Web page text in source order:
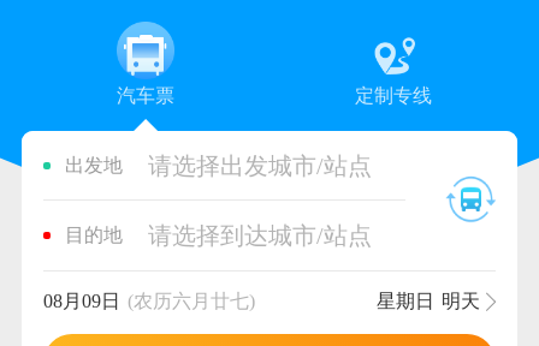
汽车票 定制专线
出发地 请选择出发城市/站点
目的地 请选择到达城市/站点
08月09日 (农历六月廿七) 星期日 明天